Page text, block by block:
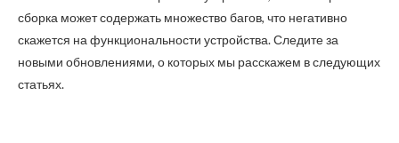
сборка может содержать множество багов, что негативно
скажется на функциональности устройства. Следите за
новыми обновлениями, о которых мы расскажем в следующих
статьях.